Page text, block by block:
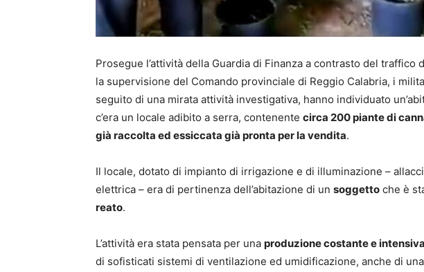
Prosegue l’attività della Guardia di Finanza a contrasto del traffico
la supervisione del Comando provinciale di Reggio Calabria, i
seguito di una mirata attività investigativa, hanno individuato
c’era un locale adibito a serra, contenente circa 200 piante di
già raccolta ed essiccata già pronta per la vendita.
Il locale, dotato di impianto di irrigazione e di illuminazione –
elettrica – era di pertinenza dell’abitazione di un soggetto che è
reato.
L’attività era stata pensata per una produzione costante e intensiva
di sofisticati sistemi di ventilazione ed umidificazione, anche di una